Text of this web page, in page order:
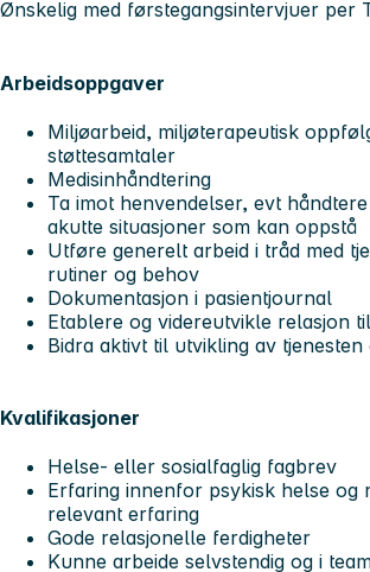
Ønskelig med førstegangsintervjuer
Arbeidsoppgaver
Miljøarbeid, miljøterapeutisk
støttesamtaler
Medisinhåndtering
Ta imot henvendelser, evt
akutte situasjoner som kan oppstå
Utføre generelt arbeid i tråd med
rutiner og behov
Dokumentasjon i pasientjournal
Etablere og videreutvikle relasjon
Bidra aktivt til utvikling av tjenesten
Kvalifikasjoner
Helse- eller sosialfaglig fagbrev
Erfaring innenfor psykisk helse og
relevant erfaring
Gode relasjonelle ferdigheter
Kunne arbeide selvstendig og i